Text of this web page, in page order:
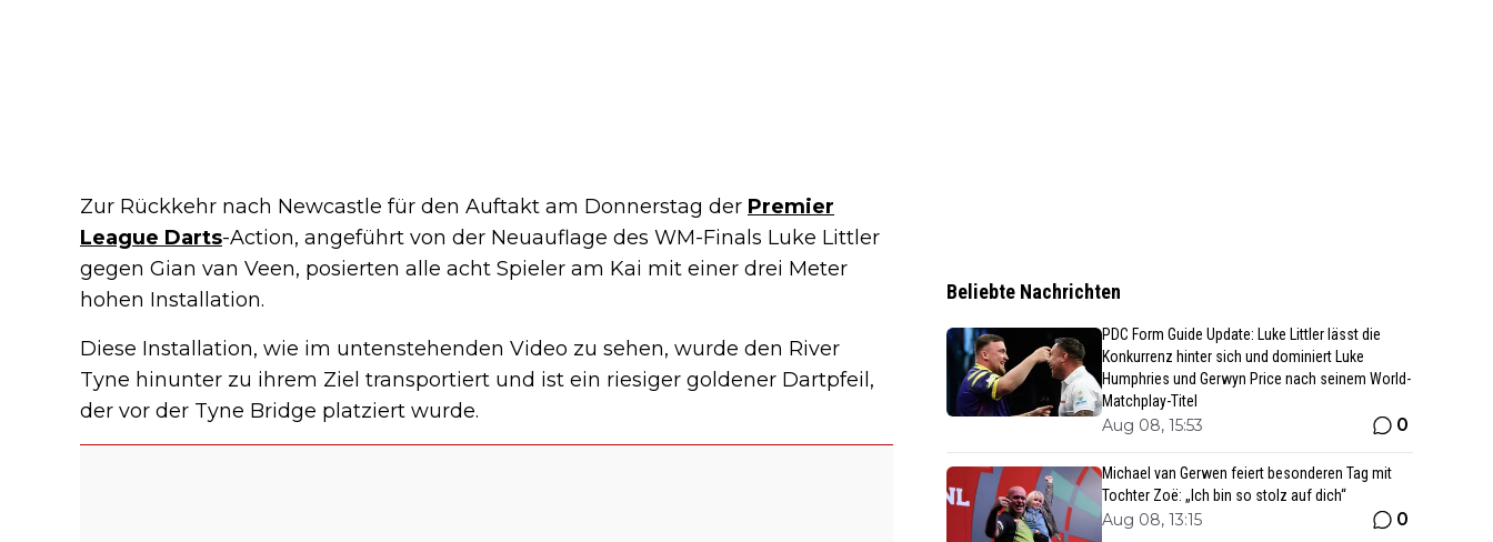
Zur Rückkehr nach Newcastle für den Auftakt am Donnerstag der Premier
League Darts-Action, angeführt von der Neuauflage des WM-Finals Luke Littler
gegen Gian van Veen, posierten alle acht Spieler am Kai mit einer drei Meter
hohen Installation.
Diese Installation, wie im untenstehenden Video zu sehen, wurde den River
Tyne hinunter zu ihrem Ziel transportiert und ist ein riesiger goldener Dartpfeil,
der vor der Tyne Bridge platziert wurde.
Beliebte Nachrichten
PDC Form Guide Update: Luke Littler lässt die
Konkurrenz hinter sich und dominiert Luke
Humphries und Gerwyn Price nach seinem World-
Matchplay-Titel
Aug 08, 15:53 0
Michael van Gerwen feiert besonderen Tag mit
Tochter Zoë: „Ich bin so stolz auf dich“
Aug 08, 13:15 0